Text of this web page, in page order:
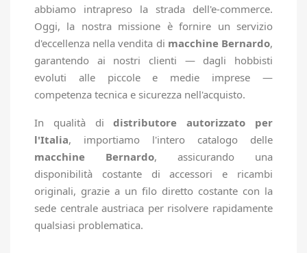
abbiamo intrapreso la strada dell'e-commerce.
Oggi, la nostra missione è fornire un servizio
d'eccellenza nella vendita di macchine Bernardo,
garantendo ai nostri clienti — dagli hobbisti
evoluti alle piccole e medie imprese —
competenza tecnica e sicurezza nell'acquisto.
In qualità didistributore autorizzato per
l'Italia, importiamo l'intero catalogo delle
macchine Bernardo, assicurando una
disponibilità costante di accessori e ricambi
originali, grazie a un filo diretto costante con la
sede centrale austriaca per risolvere rapidamente
qualsiasi problematica.